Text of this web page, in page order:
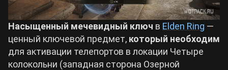
Path of Exile 2
Wuthering Waves
Билды Path of Exile 2
Насыщенный мечевидный ключ в Elden Ring —
ценный ключевой предмет, который необходим
для активации телепортов в локации Четыре
колокольни (западная сторона Озерной